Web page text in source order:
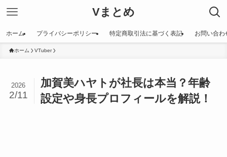
Vまとめ
ホーム プライバシーポリシー 特定商取引法に基づく表記 お問い合わ
ホーム VTuber
加賀美ハヤトが社長は本当？年齢
設定や身長プロフィールを解説！
2026
2/11